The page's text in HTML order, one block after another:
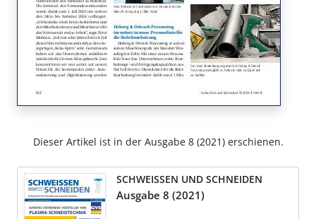
Dieser Artikel ist in der Ausgabe 8 (2021) erschienen.
SCHWEISSEN UND SCHNEIDEN
Ausgabe 8 (2021)